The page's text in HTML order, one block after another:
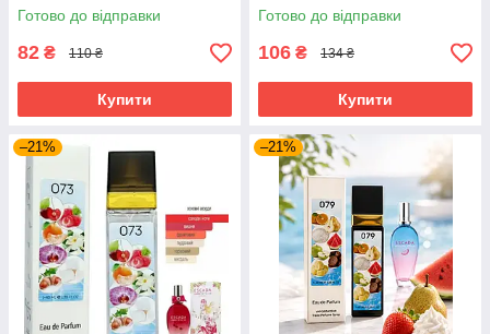
Готово до відправки
82 ₴ 110 ₴
Купити
Готово до відправки
106 ₴ 134 ₴
Купити
–21% –21%